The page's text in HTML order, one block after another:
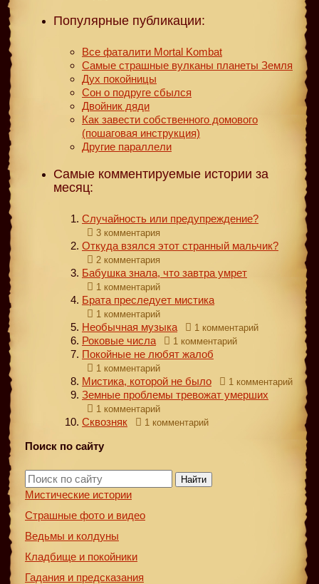
Популярные публикации:
Все фаталити Mortal Kombat
Самые страшные вулканы планеты Земля
Дух покойницы
Сон о подруге сбылся
Двойник дяди
Как завести собственного домового
(пошаговая инструкция)
Другие параллели
Самые комментируемые истории за
месяц:
Случайность или предупреждение?
3 комментария
Откуда взялся этот странный мальчик?
2 комментария
Бабушка знала, что завтра умрет
1 комментарий
Брата преследует мистика
1 комментарий
Необычная музыка 1 комментарий
Роковые числа 1 комментарий
Покойные не любят жалоб
1 комментарий
Мистика, которой не было 1 комментарий
Земные проблемы тревожат умерших
1 комментарий
Сквозняк 1 комментарий
Поиск по сайту
Найти
Мистические истории
Страшные фото и видео
Ведьмы и колдуны
Кладбище и покойники
Гадания и предсказания